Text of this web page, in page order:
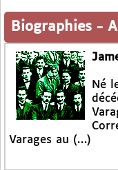
Biographies -
Né
Varages au (…)